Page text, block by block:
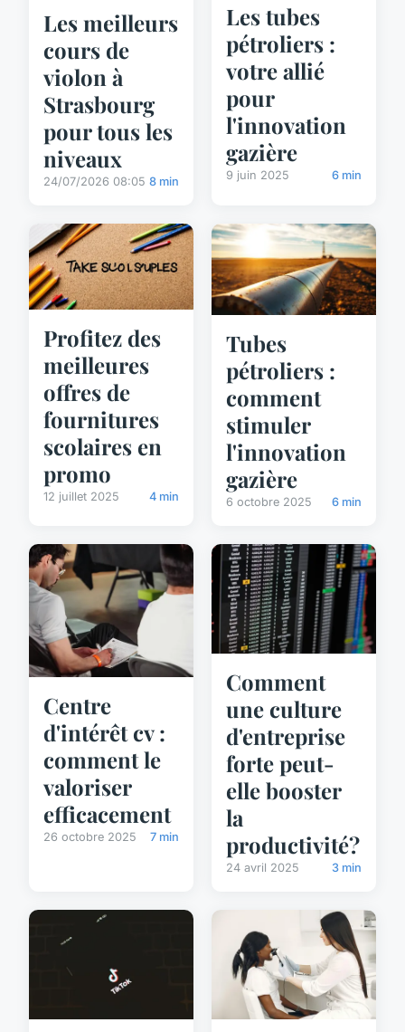
Les meilleurs
cours de
violon à
Strasbourg
pour tous les
niveaux
24/07/2026 08:05 8 min
Les tubes
pétroliers :
votre allié
pour
l'innovation
gazière
9 juin 2025 6 min
Profitez des
meilleures
offres de
fournitures
scolaires en
promo
12 juillet 2025 4 min
Tubes
pétroliers :
comment
stimuler
l'innovation
gazière
6 octobre 2025 6 min
Centre
d'intérêt cv :
comment le
valoriser
efficacement
26 octobre 2025 7 min
Comment
une culture
d'entreprise
forte peut-
elle booster
la
productivité?
24 avril 2025 3 min